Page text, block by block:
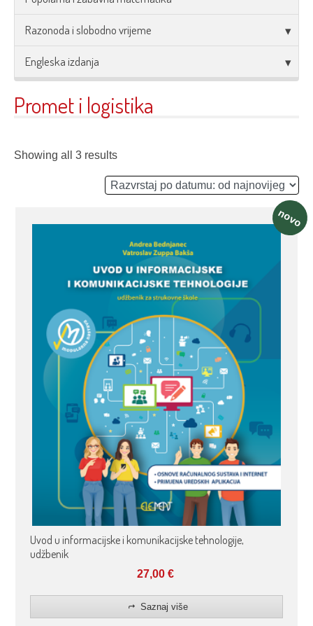
Razonoda i slobodno vrijeme
Engleska izdanja
Promet i logistika
Showing all 3 results
novo
Uvod u informacijske i komunikacijske tehnologije,
udžbenik
27,00 €
Saznaj više